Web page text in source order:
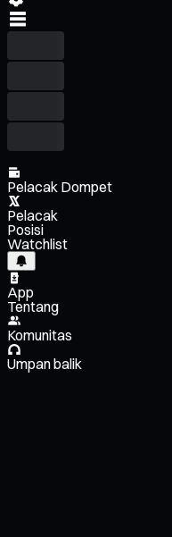
Pelacak Dompet
Pelacak
Posisi
Watchlist
App
Tentang
Komunitas
Umpan balik